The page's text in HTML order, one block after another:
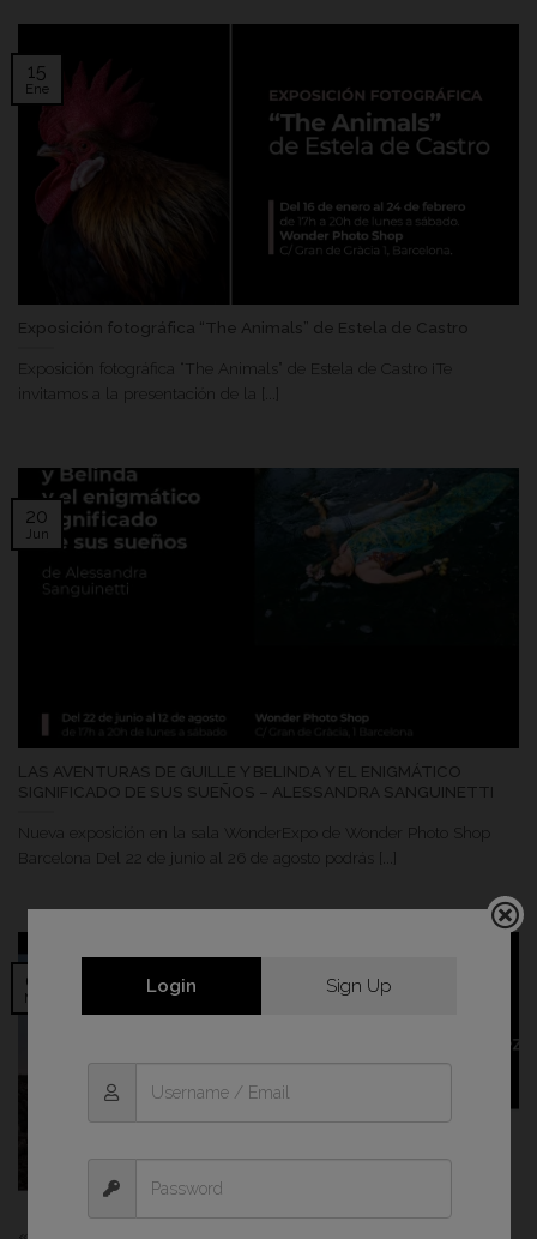
Exposición fotográfica “The Animals” de Estela de Castro
Exposición fotográfica “The Animals” de Estela de Castro ¡Te
invitamos a la presentación de la [...]
15
Ene
LAS AVENTURAS DE GUILLE Y BELINDA Y EL ENIGMÁTICO
SIGNIFICADO DE SUS SUEÑOS – ALESSANDRA SANGUINETTI
Nueva exposición en la sala WonderExpo de Wonder Photo Shop
Barcelona Del 22 de junio al 26 de agosto podrás [...]
20
Jun
«EL PULSO DEL VOLCÁN» EN WONDER EXPO
02
May
Login Sign Up